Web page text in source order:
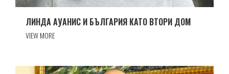
ЛИНДА АУАНИС И БЪЛГАРИЯ КАТО ВТОРИ ДОМ
VIEW MORE